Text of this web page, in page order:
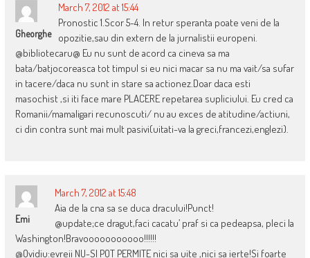
Gheorghe
March 7, 2012 at 15:44
Pronostic 1.Scor 5-4. In retur speranta poate veni de la
opozitie,sau din extern de la jurnalistii europeni.
@bibliotecaru@ Eu nu sunt de acord ca cineva sa ma
bata/batjocoreasca tot timpul si eu nici macar sa nu ma vait/sa sufar
in tacere/daca nu sunt in stare sa actionez.Doar daca esti
masochist ,si iti face mare PLACERE repetarea supliciului. Eu cred ca
Romanii/mamaligari recunoscuti/ nu au exces de atitudine/actiuni,
ci din contra sunt mai mult pasivi(uitati-va la greci,francezi,englezi).
Emi
March 7, 2012 at 15:48
Aia de la cna sa se duca dracului!Punct!
@update;ce dragut,faci cacatu’ praf si ca pedeapsa, pleci la
Washington!Bravooooooooooo!!!!!!
@Ovidiu:evreii NU-SI POT PERMITE nici sa uite ,nici sa ierte!Si foarte